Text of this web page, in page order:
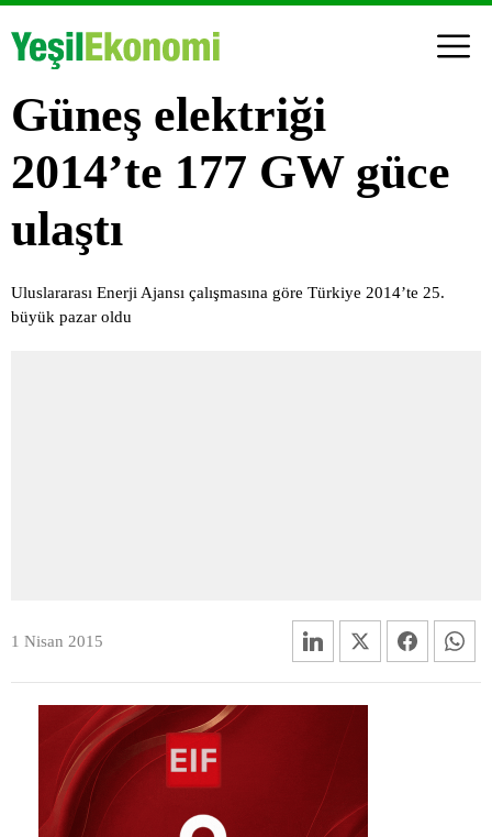
Güneş elektriği
2014’te 177 GW güce
ulaştı
Uluslararası Enerji Ajansı çalışmasına göre Türkiye 2014’te 25.
büyük pazar oldu
1 Nisan 2015